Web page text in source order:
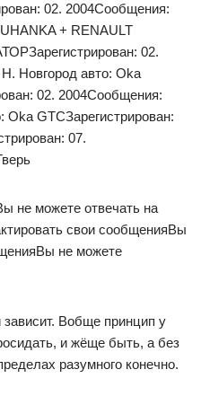
02. 2004Сообщения:
+ RENAULT
02.
Новгород авто: Oka
02. 2004Сообщения:
GTCЗарегистрирован:
07.
не можете отвечать на
свои сообщенияВы
не можете
Вобще принцип у
и жёще быть, а без
разумного конечно.